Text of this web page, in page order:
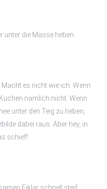
unter die Masse heben.
es nicht wie ich. Wenn
nämlich nicht. Wenn
unter den Teig zu heben,
dabei raus. Aber hey, in
schief!